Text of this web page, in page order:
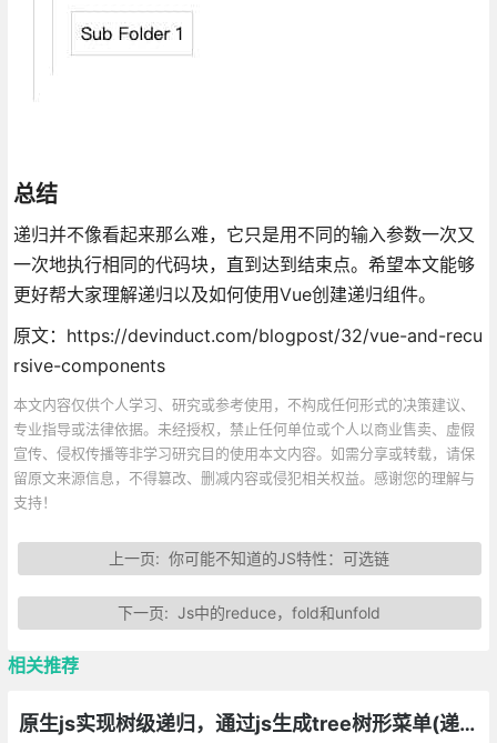
总结
递归并不像看起来那么难，它只是用不同的输入参数一次又
一次地执行相同的代码块，直到达到结束点。希望本文能够
更好帮大家理解递归以及如何使用Vue创建递归组件。
原文：https://devinduct.com/blogpost/32/vue-and-recu
rsive-components
本文内容仅供个人学习、研究或参考使用，不构成任何形式的决策建议、
专业指导或法律依据。未经授权，禁止任何单位或个人以商业售卖、虚假
宣传、侵权传播等非学习研究目的使用本文内容。如需分享或转载，请保
留原文来源信息，不得篡改、删减内容或侵犯相关权益。感谢您的理解与
支持！
上一页:你可能不知道的JS特性：可选链
下一页:Js中的reduce，fold和unfold
相关推荐
原生js实现树级递归，通过js生成tree树形菜单(递归算法)